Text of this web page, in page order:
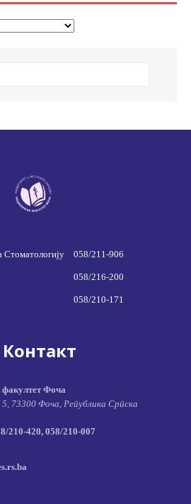
Стоматологију 058/211-906
058/216-200
058/210-171
Контакт
Фоча
73300 Фоча, Република Српска
210-420, 058/210-007